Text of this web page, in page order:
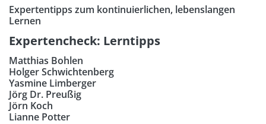
Expertentipps zum kontinuierlichen, lebenslangen
Lernen
Expertencheck: Lerntipps
Matthias Bohlen
Holger Schwichtenberg
Yasmine Limberger
Jörg Dr. Preußig
Jörn Koch
Lianne Potter